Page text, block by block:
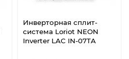
Инверторная сплит-
система Loriot NEON
Inverter LAC IN-07TA